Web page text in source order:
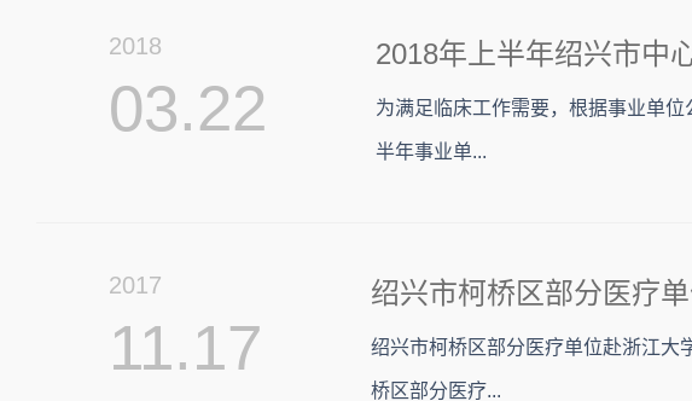
2018
03.22
2018年上半年绍兴市中
为满足临床工作需要，根据事业单
半年事业单...
2017
11.17 绍兴市柯桥区部分医疗单位赴浙江大
桥区部分医疗...